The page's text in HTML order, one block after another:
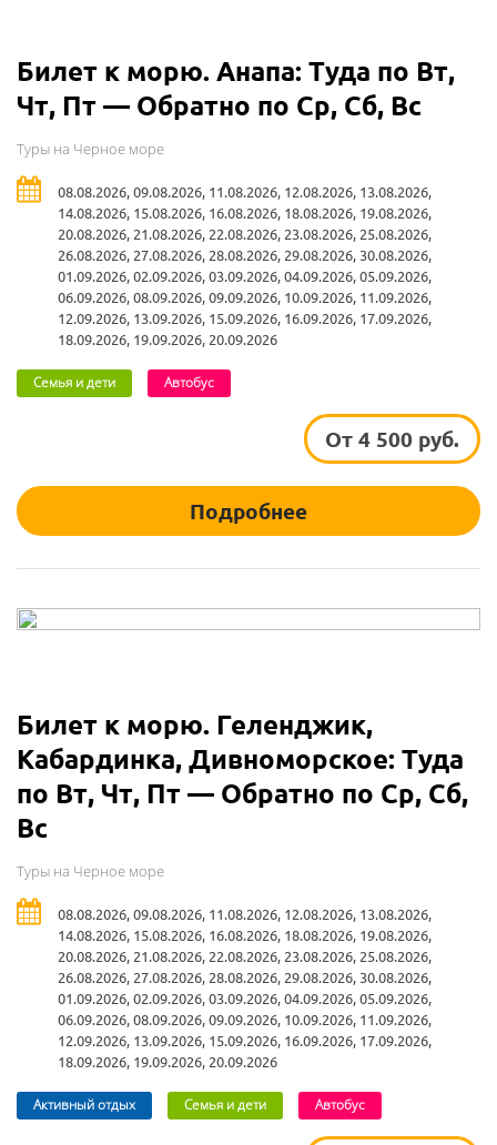
Билет к морю. Анапа: Туда по Вт,
Чт, Пт — Обратно по Ср, Сб, Вс
Туры на Черное море
08.08.2026, 09.08.2026, 11.08.2026, 12.08.2026, 13.08.2026,
14.08.2026, 15.08.2026, 16.08.2026, 18.08.2026, 19.08.2026,
20.08.2026, 21.08.2026, 22.08.2026, 23.08.2026, 25.08.2026,
26.08.2026, 27.08.2026, 28.08.2026, 29.08.2026, 30.08.2026,
01.09.2026, 02.09.2026, 03.09.2026, 04.09.2026, 05.09.2026,
06.09.2026, 08.09.2026, 09.09.2026, 10.09.2026, 11.09.2026,
12.09.2026, 13.09.2026, 15.09.2026, 16.09.2026, 17.09.2026,
18.09.2026, 19.09.2026, 20.09.2026
Семья и дети Автобус
От 4 500 руб.
Подробнее
Билет к морю. Геленджик,
Кабардинка, Дивноморское: Туда
по Вт, Чт, Пт — Обратно по Ср, Сб,
Вс
Туры на Черное море
08.08.2026, 09.08.2026, 11.08.2026, 12.08.2026, 13.08.2026,
14.08.2026, 15.08.2026, 16.08.2026, 18.08.2026, 19.08.2026,
20.08.2026, 21.08.2026, 22.08.2026, 23.08.2026, 25.08.2026,
26.08.2026, 27.08.2026, 28.08.2026, 29.08.2026, 30.08.2026,
01.09.2026, 02.09.2026, 03.09.2026, 04.09.2026, 05.09.2026,
06.09.2026, 08.09.2026, 09.09.2026, 10.09.2026, 11.09.2026,
12.09.2026, 13.09.2026, 15.09.2026, 16.09.2026, 17.09.2026,
18.09.2026, 19.09.2026, 20.09.2026
Активный отдых Семья и дети Автобус